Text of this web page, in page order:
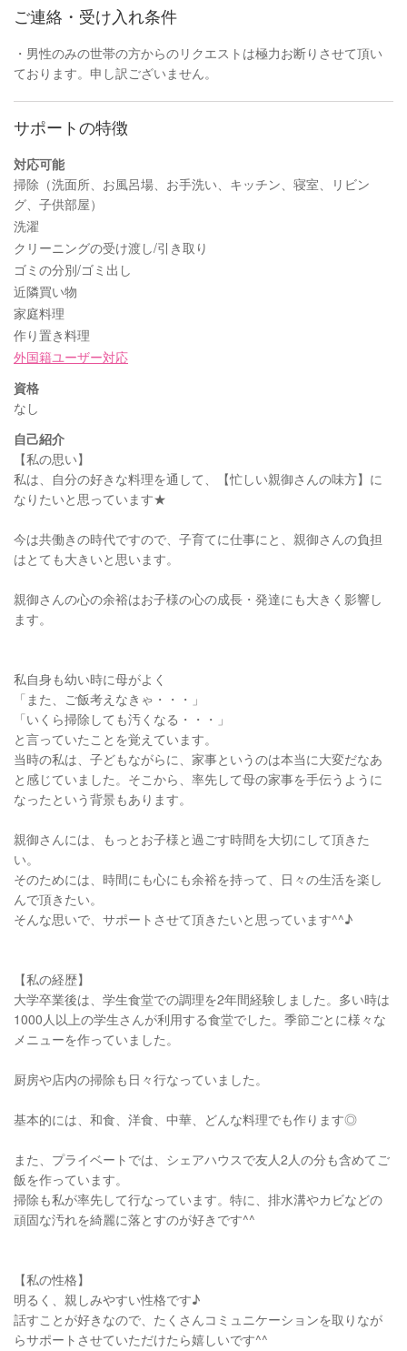
ご連絡・受け入れ条件
・男性のみの世帯の方からのリクエストは極力お断りさせて頂い
ております。申し訳ございません。
サポートの特徴
対応可能
掃除（洗面所、お風呂場、お手洗い、キッチン、寝室、リビン
グ、子供部屋）
洗濯
クリーニングの受け渡し/引き取り
ゴミの分別/ゴミ出し
近隣買い物
家庭料理
作り置き料理
外国籍ユーザー対応
資格
なし
自己紹介
【私の思い】
私は、自分の好きな料理を通して、【忙しい親御さんの味方】に
なりたいと思っています★
今は共働きの時代ですので、子育てに仕事にと、親御さんの負担
はとても大きいと思います。
親御さんの心の余裕はお子様の心の成長・発達にも大きく影響し
ます。
私自身も幼い時に母がよく
「また、ご飯考えなきゃ・・・」
「いくら掃除しても汚くなる・・・」
と言っていたことを覚えています。
当時の私は、子どもながらに、家事というのは本当に大変だなあ
と感じていました。そこから、率先して母の家事を手伝うように
なったという背景もあります。
親御さんには、もっとお子様と過ごす時間を大切にして頂きた
い。
そのためには、時間にも心にも余裕を持って、日々の生活を楽し
んで頂きたい。
そんな思いで、サポートさせて頂きたいと思っています^^♪
【私の経歴】
大学卒業後は、学生食堂での調理を2年間経験しました。多い時は
1000人以上の学生さんが利用する食堂でした。季節ごとに様々な
メニューを作っていました。
厨房や店内の掃除も日々行なっていました。
基本的には、和食、洋食、中華、どんな料理でも作ります◎
また、プライベートでは、シェアハウスで友人2人の分も含めてご
飯を作っています。
掃除も私が率先して行なっています。特に、排水溝やカビなどの
頑固な汚れを綺麗に落とすのが好きです^^
【私の性格】
明るく、親しみやすい性格です♪
話すことが好きなので、たくさんコミュニケーションを取りなが
らサポートさせていただけたら嬉しいです^^